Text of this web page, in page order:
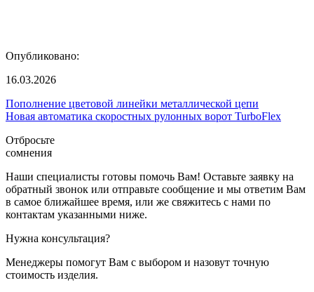
Опубликовано:
16.03.2026
Пополнение цветовой линейки металлической цепи
Новая автоматика скоростных рулонных ворот TurboFlex
Отбросьте
сомнения
Наши специалисты готовы помочь Вам! Оставьте заявку на
обратный звонок или отправьте сообщение и мы ответим Вам
в самое ближайшее время, или же свяжитесь с нами по
контактам указанными ниже.
Нужна консультация?
Менеджеры помогут Вам с выбором и назовут точную
стоимость изделия.